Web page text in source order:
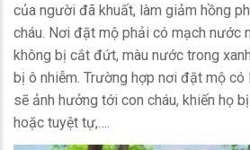
của người đã khuất, làm giảm hồng
cháu. Nơi đặt mộ phải có mạch nước
không bị cắt đứt, màu nước trong
bị ô nhiễm. Trường hợp nơi đặt mộ
sẽ ảnh hưởng tới con cháu, khiến họ
hoặc tuyệt tự,….